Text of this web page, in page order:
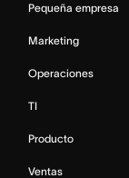
Pequeña empresa
Marketing
Operaciones
TI
Producto
Ventas